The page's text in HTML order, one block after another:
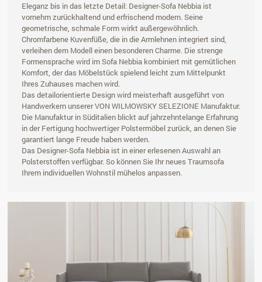
Eleganz bis in das letzte Detail: Designer-Sofa Nebbia ist
vornehm zurückhaltend und erfrischend modern. Seine
geometrische, schmale Form wirkt außergewöhnlich.
Chromfarbene Kuvenfüße, die in die Armlehnen integriert sind,
verleihen dem Modell einen besonderen Charme. Die strenge
Formensprache wird im Sofa Nebbia kombiniert mit gemütlichen
Komfort, der das Möbelstück spielend leicht zum Mittelpunkt
Ihres Zuhauses machen wird.
Das detailorientierte Design wird meisterhaft ausgeführt von
Handwerkern unserer VON WILMOWSKY SELEZIONE Manufaktur.
Die Manufaktur in Süditalien blickt auf jahrzehntelange Erfahrung
in der Fertigung hochwertiger Polstermöbel zurück, an denen Sie
garantiert lange Freude haben werden.
Das Designer-Sofa Nebbia ist in einer erlesenen Auswahl an
Polsterstoffen verfügbar. So können Sie Ihr neues Traumsofa
Ihrem individuellen Wohnstil mühelos anpassen.